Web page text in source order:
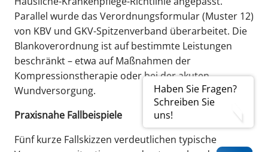
Haben Sie Fragen?
Schreiben Sie
uns!
Parallel wurde das Verordnungsformular (Muster 12)
von KBV und GKV-Spitzenverband überarbeitet. Die
Blankoverordnung ist auf bestimmte Leistungen
beschränkt – etwa auf Maßnahmen der
Kompressionstherapie oder bei der akuten
Wundversorgung.
Praxisnahe Fallbeispiele
Fünf kurze Fallskizzen verdeutlichen typische